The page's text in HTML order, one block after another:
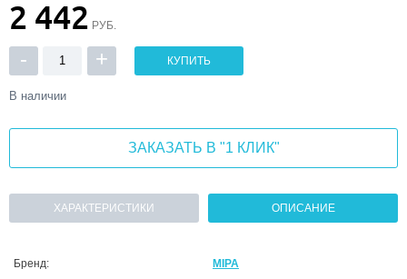
2 442 РУБ.
- + КУПИТЬ
В наличии
ЗАКАЗАТЬ В "1 КЛИК"
ХАРАКТЕРИСТИКИ ОПИСАНИЕ
Бренд: MIPA